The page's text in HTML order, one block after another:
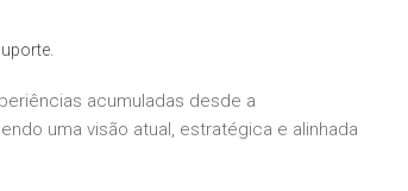
acumuladas desde a
uma visão atual, estratégica e alinhada